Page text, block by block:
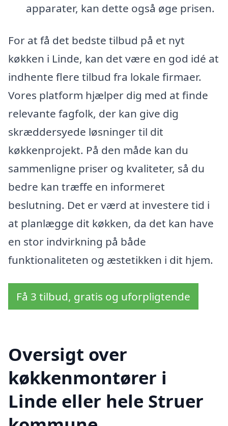
apparater, kan dette også øge prisen.
For at få det bedste tilbud på et nyt
køkken i Linde, kan det være en god idé at
indhente flere tilbud fra lokale firmaer.
Vores platform hjælper dig med at finde
relevante fagfolk, der kan give dig
skræddersyede løsninger til dit
køkkenprojekt. På den måde kan du
sammenligne priser og kvaliteter, så du
bedre kan træffe en informeret
beslutning. Det er værd at investere tid i
at planlægge dit køkken, da det kan have
en stor indvirkning på både
funktionaliteten og æstetikken i dit hjem.
Få 3 tilbud, gratis og uforpligtende
Oversigt over
køkkenmontører i
Linde eller hele Struer